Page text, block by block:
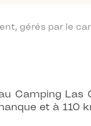
gérés par le
Las
et à 110